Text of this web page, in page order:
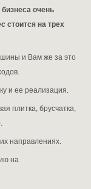
очень
стоится на трех
и Вам же за это
и ее реализация.
плитка, брусчатка,
направлениях.
на